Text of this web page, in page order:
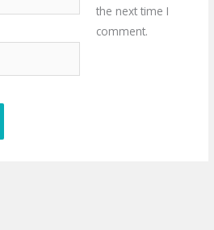
the next time I
comment.